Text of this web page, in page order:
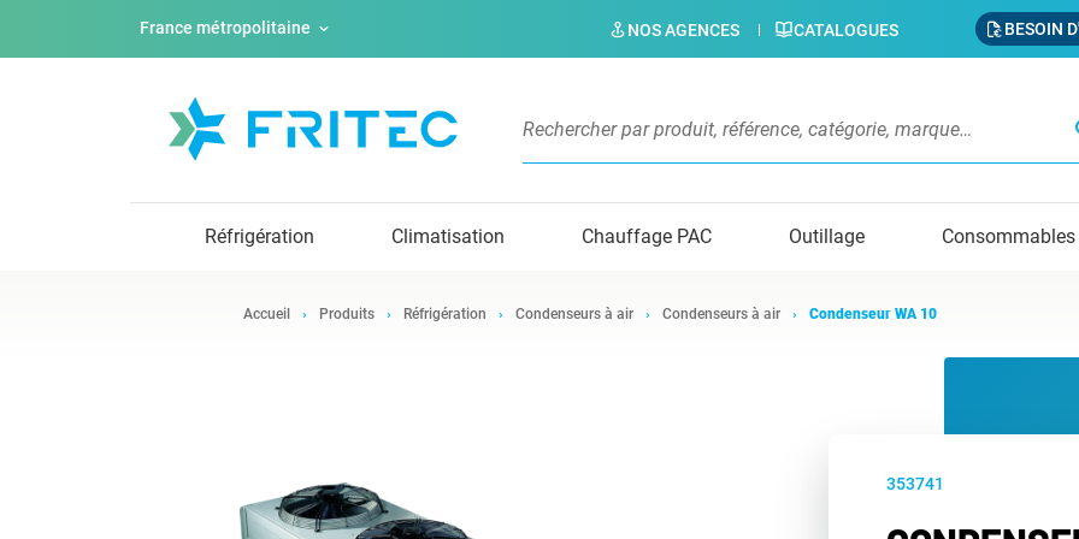
France métropolitaine NOS AGENCES CATALOGUES BESOIN
Réfrigération Climatisation Chauffage PAC Outillage Consommables
Accueil Produits Réfrigération Condenseurs à air Condenseurs à air Condenseur WA 10
353741